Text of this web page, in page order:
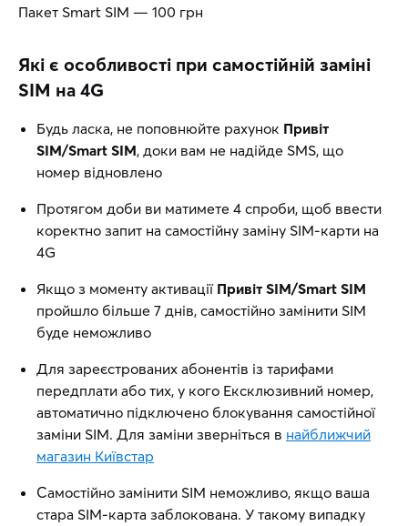
Пакет Smart SIM — 100 грн
Які є особливості при самостійній заміні
SIM на 4G
Будь ласка, не поповнюйте рахунок Привіт
SIM/Smart SIM, доки вам не надійде SMS, що
номер відновлено
Протягом доби ви матимете 4 спроби, щоб ввести
коректно запит на самостійну заміну SIM-карти на
4G
Якщо з моменту активації Привіт SIM/Smart SIM
пройшло більше 7 днів, самостійно замінити SIM
буде неможливо
Для зареєстрованих абонентів із тарифами
передплати або тих, у кого Ексклюзивний номер,
автоматично підключено блокування самостійної
заміни SIM. Для заміни зверніться в найближчий
магазин Київстар
Самостійно замінити SIM неможливо, якщо ваша
стара SIM-карта заблокована. У такому випадку